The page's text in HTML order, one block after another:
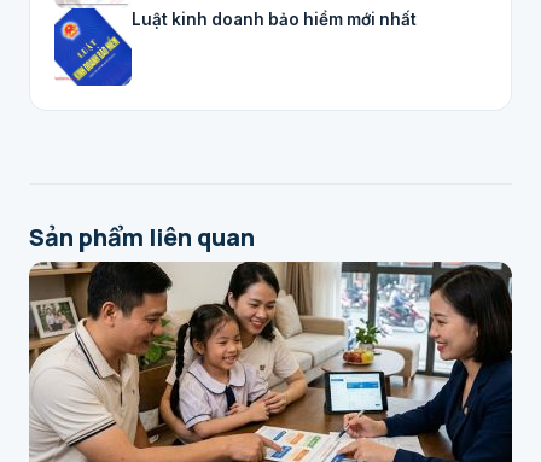
Luật kinh doanh bảo hiểm mới nhất
Sản phẩm liên quan